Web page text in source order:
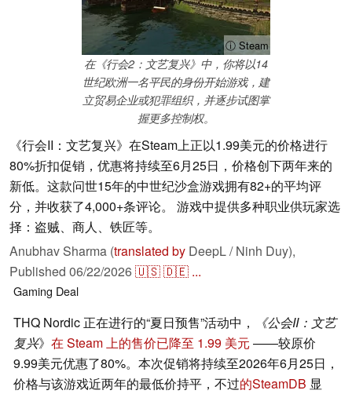
ⓘ Steam
在《行会2：文艺复兴》中，你将以14
世纪欧洲一名平民的身份开始游戏，建
立贸易企业或犯罪组织，并逐步试图掌
握更多控制权。
《行会II：文艺复兴》在Steam上正以1.99美元的价格进行
80%折扣促销，优惠将持续至6月25日，价格创下两年来的
新低。这款问世15年的中世纪沙盒游戏拥有82+的平均评
分，并收获了4,000+条评论。 游戏中提供多种职业供玩家选
择：盗贼、商人、铁匠等。
Anubhav Sharma (translated by DeepL / Ninh Duy),
Published 06/22/2026🇺🇸🇩🇪 ...
Gaming Deal
THQ Nordic 正在进行的“夏日预售”活动中，
《公会II：文艺
复兴》 在 Steam 上的售价已降至 1.99 美元 ——较原价
9.99美元优惠了80%。本次促销将持续至2026年6月25日，
价格与该游戏近两年的最低价持平，不过的SteamDB 显